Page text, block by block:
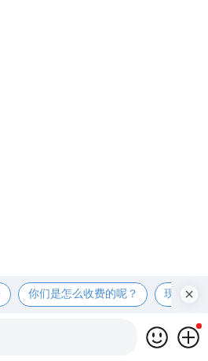
你们是怎么收费的呢？ 现在有